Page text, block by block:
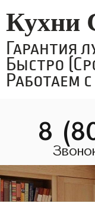
Кухни
Гарантия
Быстро
Работаем с
8